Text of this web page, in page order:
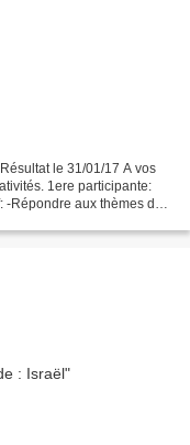
le 31/01/17 A vos
1ere participante:
-Répondre aux thèmes du